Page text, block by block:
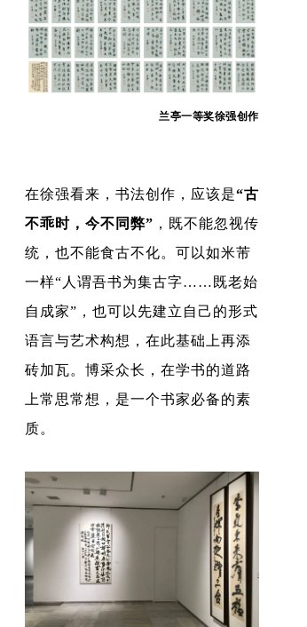
兰亭一等奖徐强创作
在徐强看来，书法创作，应该是“古
不乖时，今不同弊” ，既不能忽视传
统，也不能食古不化。可以如米芾
一样“人谓吾书为集古字……既老始
自成家”，也可以先建立自己的形式
语言与艺术构想，在此基础上再添
砖加瓦。博采众长，在学书的道路
上常思常想，是一个书家必备的素
质。